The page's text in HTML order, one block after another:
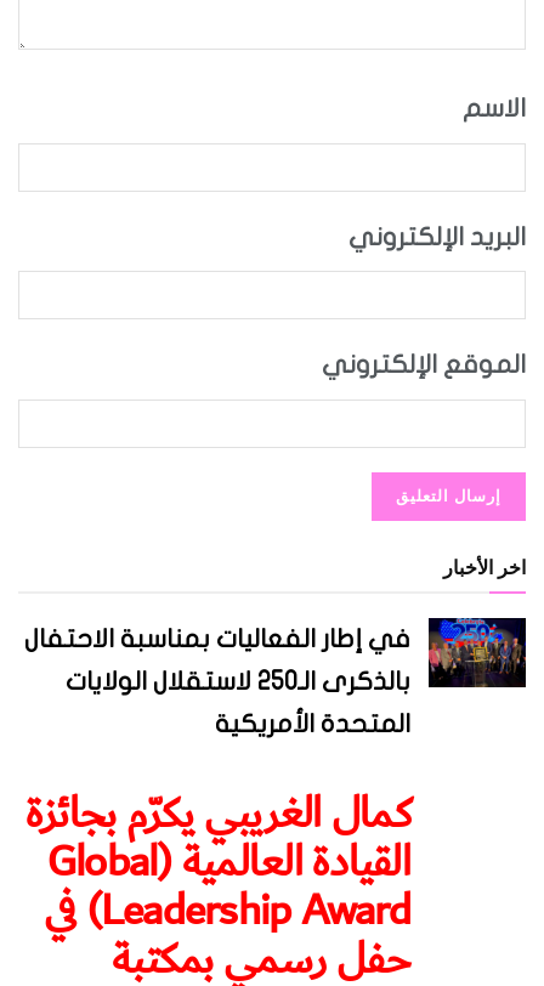
الاسم
البريد الإلكتروني
الموقع الإلكتروني
اخر الأخبار
في إطار الفعاليات بمناسبة الاحتفال
بالذكرى الـ250 لاستقلال الولايات
المتحدة الأمريكية
كمال الغريبي يكرّم بجائزة
القيادة العالمية (Global
Leadership Award) في
حفل رسمي بمكتبة